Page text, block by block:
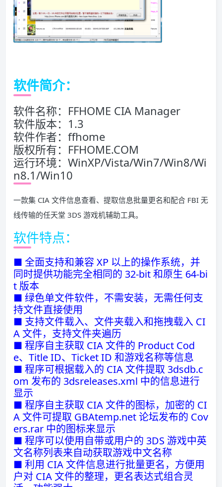
软件简介：
软件名称：FFHOME CIA Manager
软件版本：1.3
软件作者：ffhome
版权所有：FFHOME.COM
运行环境：WinXP/Vista/Win7/Win8/Wi
n8.1/Win10
一款集 CIA 文件信息查看、提取信息批量更名和配合 FBI 无
线传输的任天堂 3DS 游戏机辅助工具。
软件特点：
■ 全面支持和兼容 XP 以上的操作系统，并
同时提供功能完全相同的 32-bit 和原生 64-bi
t 版本
■ 绿色单文件软件，不需安装，无需任何支
持文件直接使用
■ 支持文件载入、文件夹载入和拖拽载入 CI
A 文件，支持文件夹遍历
■ 程序自主获取 CIA 文件的 Product Cod
e、Title ID、Ticket ID 和游戏名称等信息
■ 程序可根据载入的 CIA 文件提取 3dsdb.c
om 发布的 3dsreleases.xml 中的信息进行
显示
■ 程序自主获取 CIA 文件的图标，加密的 CI
A 文件可提取 GBAtemp.net 论坛发布的 Cov
ers.rar 中的图标来显示
■ 程序可以使用自带或用户的 3DS 游戏中英
文名称列表来自动获取游戏中文名称
■ 利用 CIA 文件信息进行批量更名，方便用
户对 CIA 文件的整理，更名表达式组合灵